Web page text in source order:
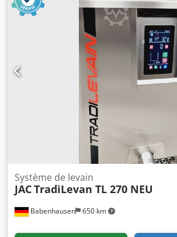
Babenhausen 650 km
Système de levain
JACTradiLevan TL 270 NEU